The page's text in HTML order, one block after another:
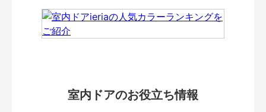
室内ドアのお役立ち情報